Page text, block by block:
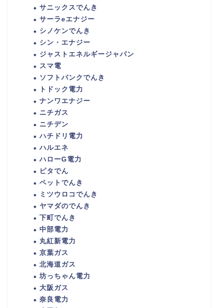
サニックスでんき
サーラeエナジー
シノケンでんき
シン・エナジー
ジャストエネルギージャパン
スマ電
ソフトバンクでんき
トドック電力
ナンワエナジー
ニチガス
ニチデン
ハチドリ電力
ハルエネ
ハローG電力
ピタでん
ペットでんき
ミツウロコでんき
ヤマダのでんき
下町でんき
中部電力
丸紅新電力
京葉ガス
北海道ガス
坊っちゃん電力
大阪ガス
奈良電力